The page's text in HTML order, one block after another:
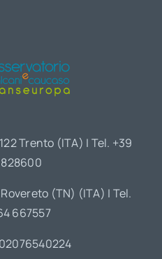
Trento (ITA) | Tel. +39
(TN) (ITA) | Tel.
667557
02076540224